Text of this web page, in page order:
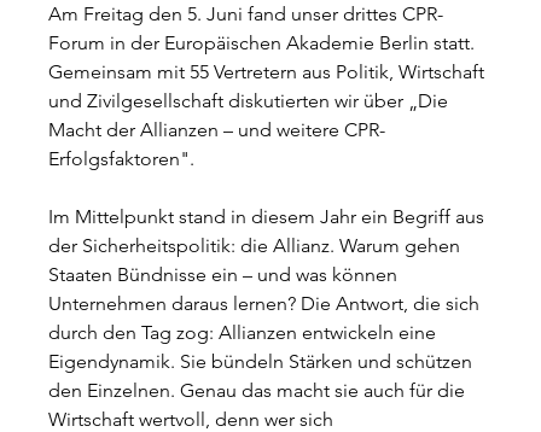
Am Freitag den 5. Juni fand unser drittes CPR-
Forum in der Europäischen Akademie Berlin statt.
Gemeinsam mit 55 Vertretern aus Politik, Wirtschaft
und Zivilgesellschaft diskutierten wir über „Die
Macht der Allianzen – und weitere CPR-
Erfolgsfaktoren".
Im Mittelpunkt stand in diesem Jahr ein Begriff aus
der Sicherheitspolitik: die Allianz. Warum gehen
Staaten Bündnisse ein – und was können
Unternehmen daraus lernen? Die Antwort, die sich
durch den Tag zog: Allianzen entwickeln eine
Eigendynamik. Sie bündeln Stärken und schützen
den Einzelnen. Genau das macht sie auch für die
Wirtschaft wertvoll, denn wer sich